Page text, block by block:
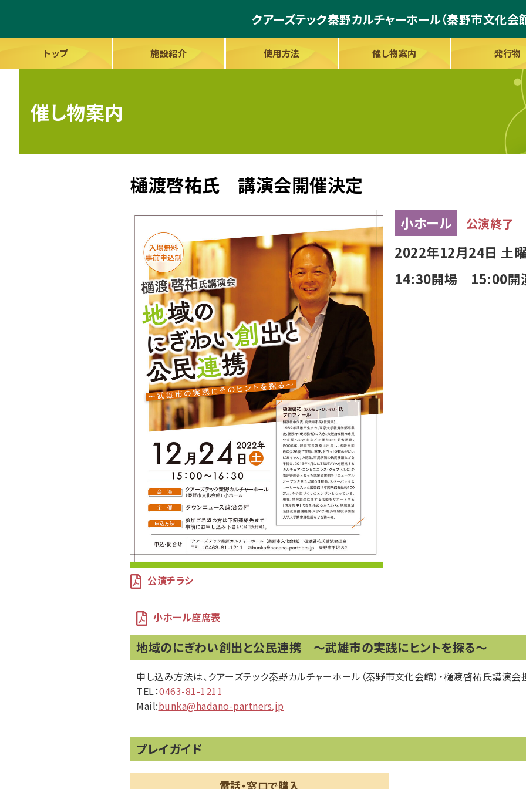
クアーズテック秦野カルチャーホール（秦野市文化会
トップ 施設紹介 使用方法 催し物案内 発行物
催し物案内
樋渡啓祐氏 講演会開催決定
公演チラシ
小ホール 公演終了
2022年12月24日 土
14:30開場 15:00開
小ホール座席表
地域のにぎわい創出と公民連携 ～武雄市の実践にヒントを探る～
申し込み方法は、クアーズテック秦野カルチャーホール（秦野市文化会館）・樋渡啓祐氏講演会
TEL：0463-81-1211
Mail:bunka@hadano-partners.jp
プレイガイド
電話・窓口で購入